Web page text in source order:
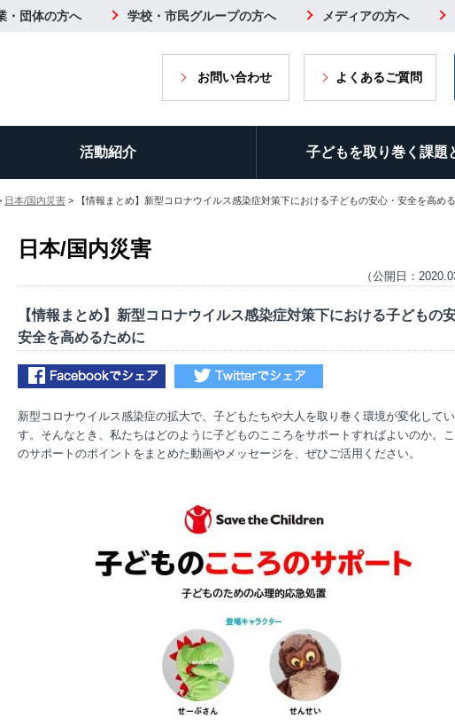
・団体の方へ 学校・市民グループの方へ メディアの方へ
お問い合わせ よくあるご質問
活動紹介 子どもを取り巻く課題
日本/国内災害 > 【情報まとめ】新型コロナウイルス感染症対策下における子どもの安心・安全を高め
日本/国内災害
（公開日：
【情報まとめ】新型コロナウイルス感染症対策下における子どもの
安全を高めるために
新型コロナウイルス感染症の拡大で、子どもたちや大人を取り巻く環境が変化してい
す。そんなとき、私たちはどのように子どものこころをサポートすればよいのか。
のサポートのポイントをまとめた動画やメッセージを、ぜひご活用ください。